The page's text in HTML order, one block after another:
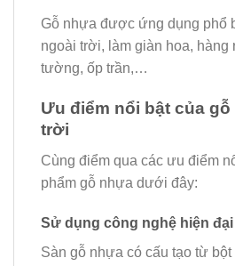
Gỗ nhựa được ứng dụng phổ
ngoài trời, làm giàn hoa, hàng
tường, ốp trần,…
Ưu điểm nổi bật của
trời
Cùng điểm qua các ưu điểm
phẩm gỗ nhựa dưới đây:
Sử dụng công nghệ hiện đại
Sàn gỗ nhựa có cấu tạo từ